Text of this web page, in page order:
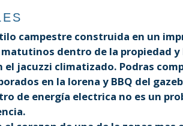
campestre construida en un
matutinos dentro de la propiedad
el jacuzzi climatizado. Podras
en la lorena y BBQ del
de energía electrica no es un